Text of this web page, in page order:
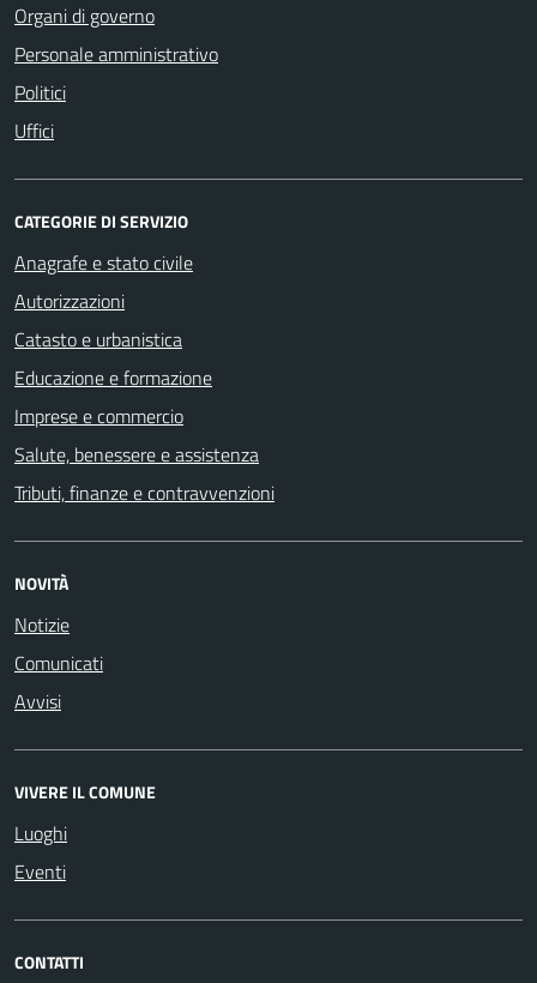
Organi di governo
Personale amministrativo
Politici
Uffici
CATEGORIE DI SERVIZIO
Anagrafe e stato civile
Autorizzazioni
Catasto e urbanistica
Educazione e formazione
Imprese e commercio
Salute, benessere e assistenza
Tributi, finanze e contravvenzioni
NOVITÀ
Notizie
Comunicati
Avvisi
VIVERE IL COMUNE
Luoghi
Eventi
CONTATTI